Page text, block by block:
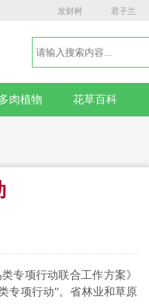
发财树 君子兰
肉植物 花草百科
专项行动联合工作方案》
专项行动”。省林业和草原